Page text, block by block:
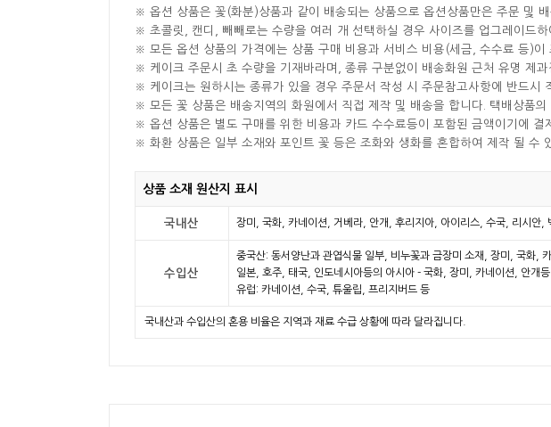
※ 옵션 상품은 꽃(화분)상품과 같이 배송되는 상품으로 옵션상품만은 주문 및 배
※ 초콜릿, 캔디, 빼빼로는 수량을 여러 개 선택하실 경우 사이즈를 업그레이드하
※ 모든 옵션 상품의 가격에는 상품 구매 비용과 서비스 비용(세금, 수수료 등)이
※ 케이크 주문시 초 수량을 기재바라며, 종류 구분없이 배송화원 근처 유명 제
※ 케이크는 원하시는 종류가 있을 경우 주문서 작성 시 주문참고사항에 반드시
※ 모든 꽃 상품은 배송지역의 화원에서 직접 제작 및 배송을 합니다. 택배상품의
※ 옵션 상품은 별도 구매를 위한 비용과 카드 수수료등이 포함된 금액이기에 결
※ 화환 상품은 일부 소재와 포인트 꽃 등은 조화와 생화를 혼합하여 제작 될 수
상품 소재 원산지 표시
국내산 장미, 국화, 카네이션, 거베라, 안개, 후리지아, 아이리스, 수국, 리시안
수입산
중국산: 동서양난과 관엽식물 일부, 비누꽃과 금장미 소재, 장미, 국화,
일본, 호주, 태국, 인도네시아등의 아시아 - 국화, 장미, 카네이션, 안개
유럽: 카네이션, 수국, 튜울립, 프리지버드 등
국내산과 수입산의 혼용 비율은 지역과 재료 수급 상황에 따라 달라집니다.